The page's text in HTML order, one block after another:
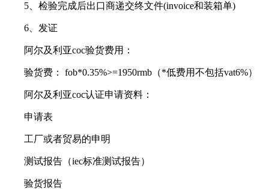
5、检验完成后出口商递交终文件(invoice和装箱单)
6、发证
阿尔及利亚coc验货费用：
验货费： fob*0.35%>=1950rmb（*低费用不包括vat6%）
阿尔及利亚coc认证申请资料：
申请表
工厂或者贸易的申明
测试报告（iec标准测试报告）
验货报告